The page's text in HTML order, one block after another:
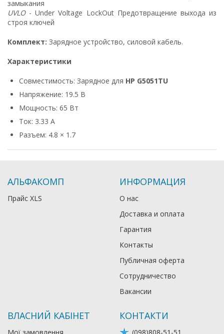
замыкания
UVLO- Under Voltage LockOut Предотвращение выхода из
строя ключей
Комплект: Зарядное устройство, силовой кабель.
Характеристики
Совместимость: Зарядное для HP G5051TU
Напряжение: 19.5 В
Мощность: 65 Вт
Ток: 3.33 А
Разъем: 4.8 × 1.7
АЛЬФАКОМП
Прайс XLS
ИНФОРМАЦИЯ
О нас
Доставка и оплата
Гарантия
Контакты
Публичная оферта
Сотрудничество
Вакансии
ВЛАСНИЙ КАБІНЕТ КОНТАКТИ